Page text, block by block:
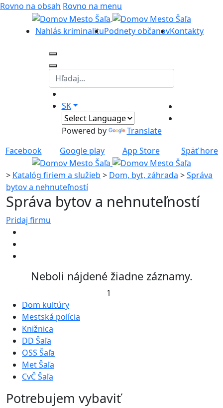
Rovno na obsah Rovno na menu
Nahlás kriminalituPodnety občanovKontakty
SK
Powered by
Translate
Facebook
Google play App Store Späť hore
> Katalóg firiem a služieb > Dom, byt, záhrada >Správa
bytov a nehnuteľností
Správa bytov a nehnuteľností
Pridaj firmu
Neboli nájdené žiadne záznamy.
1
Dom kultúry
Mestská polícia
Knižnica
DD Šaľa
OSS Šaľa
Met Šaľa
CvČ Šaľa
Potrebujem vybaviť